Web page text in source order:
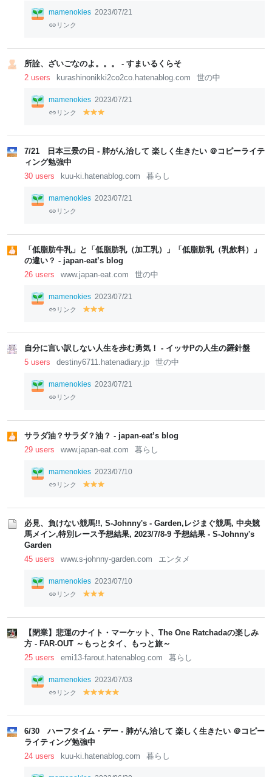
mamenokies 2023/07/21
リンク
所詮、ざいごなのよ。。。 - すまいるくらそ
2 users
kurashinonikki2co2co.hatenablog.com 世の中
mamenokies 2023/07/21
リンク
y
lo
w
y
lo
w
lo
w
7/21 日本三景の日 - 肺がん治して 楽しく生きたい ＠コピーライテ
ィング勉強中
30 users
kuu-ki.hatenablog.com 暮らし
mamenokies 2023/07/21
リンク
「低脂肪牛乳」と「低脂肪乳（加工乳）」「低脂肪乳（乳飲料）」
の違い？ - japan-eat’s blog
26 users
www.japan-eat.com 世の中
mamenokies 2023/07/21
リンク
y
lo
w
y
lo
w
lo
w
自分に言い訳しない人生を歩む勇気！ - イッサPの人生の羅針盤
5 users
destiny6711.hatenadiary.jp 世の中
mamenokies 2023/07/21
リンク
サラダ油？サラダ？油？ - japan-eat’s blog
29 users
www.japan-eat.com 暮らし
mamenokies 2023/07/10
リンク
y
lo
w
y
lo
w
lo
w
必見、負けない競馬!!, S-Johnny's - Garden,レジまぐ競馬, 中央競
馬メイン,特別レース予想結果, 2023/7/8-9 予想結果 - S-Johnny's
Garden
45 users
www.s-johnny-garden.com エンタメ
mamenokies 2023/07/10
リンク
y
lo
w
y
lo
w
lo
w
【閉業】悲運のナイト・マーケット、The One Ratchadaの楽しみ
方 - FAR-OUT ～もっとタイ、もっと旅～
25 users
emi13-farout.hatenablog.com 暮らし
mamenokies 2023/07/03
リンク
y
lo
w
y
lo
w
y
lo
y
lo
w
lo
6/30 ハーフタイム・デー - 肺がん治して 楽しく生きたい ＠コピー
ライティング勉強中
24 users
kuu-ki.hatenablog.com 暮らし